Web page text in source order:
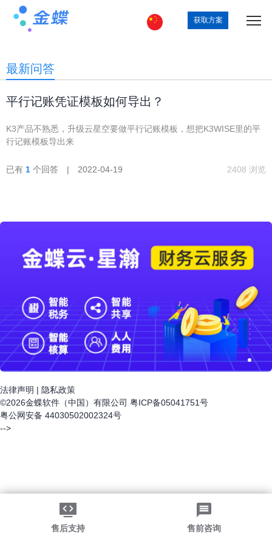
获取方案
售后支持 售前咨询
最新问答
平行记账凭证模板如何导出？
K3产品不熟悉，升级云星空要做平行记账模板，想把K3WISE里的平
行记账模板导出来
已有 1 个回答 | 2022-04-19 2408 浏览
法律声明 | 隐私政策
©2026金蝶软件（中国）有限公司 粤ICP备05041751号
粤公网安备 44030502002324号
-->